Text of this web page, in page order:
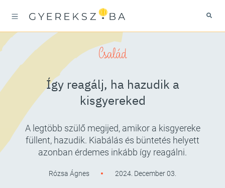
Család
Így reagálj, ha hazudik a
kisgyereked
A legtöbb szülő megijed, amikor a kisgyereke
füllent, hazudik. Kiabálás és büntetés helyett
azonban érdemes inkább így reagálni.
Rózsa Ágnes 2024. December 03.